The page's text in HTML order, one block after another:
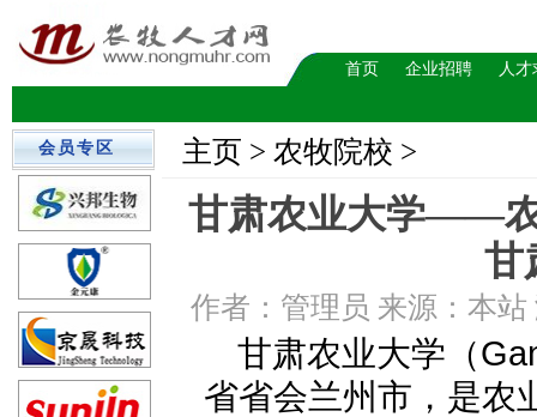
首页 企业招聘 人才
会员专区 主页 > 农牧院校 >
甘肃农业大学——
甘
作者：管理员 来源：本站
甘肃农业大学（
省省会兰州市，是农